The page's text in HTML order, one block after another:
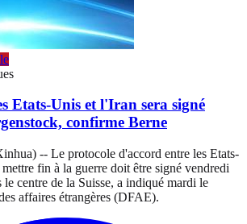
Etats-Unis et l'Iran sera signé
confirme Berne
-- Le protocole d'accord entre les Etats-
fin à la guerre doit être signé vendredi
centre de la Suisse, a indiqué mardi le
affaires étrangères (DFAE).